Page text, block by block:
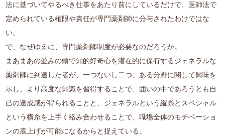
法に基づいてやるべき仕事をあたり前にしているだけで、医師法で
定められている権限や責任が専門薬剤師に分与されたわけではな
い。
で、なぜゆえに、専門薬剤師制度が必要なのだろうか。
まあまあの並みの頭で知的好奇心を潜在的に保有するジェネラルな
薬剤師に到達した者が、一つないし二つ、ある分野に関して興味を
示し、より高度な知識を習得することで、囲いの中であろうとも自
己の達成感が得られることと、ジェネラルという縦糸とスペシャル
という横糸を上手く絡み合わせることで、職場全体のモチベーショ
ンの底上げが可能になるからと捉えている。